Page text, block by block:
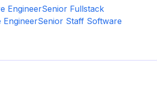
EngineerSenior Fullstack
EngineerSenior Staff Software